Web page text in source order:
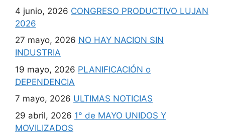
4 junio, 2026 CONGRESO PRODUCTIVO LUJAN
2026
27 mayo, 2026 NO HAY NACION SIN
INDUSTRIA
19 mayo, 2026 PLANIFICACIÓN o
DEPENDENCIA
7 mayo, 2026 ULTIMAS NOTICIAS
29 abril, 2026 1° de MAYO UNIDOS Y
MOVILIZADOS